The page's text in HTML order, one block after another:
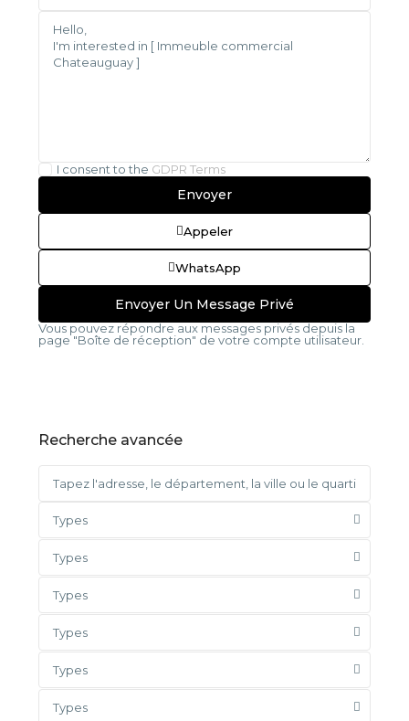
I consent to the GDPR Terms
Appeler
WhatsApp
Vous pouvez répondre aux messages privés depuis la
page "Boîte de réception" de votre compte utilisateur.
Recherche avancée
Types
Types
Types
Types
Types
Types